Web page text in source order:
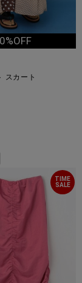
スカート
TIME
SALE